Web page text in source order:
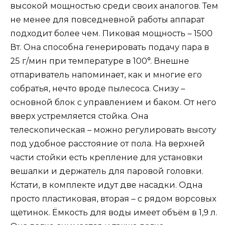
высокой мощностью среди своих аналогов. Тем
не менее для повседневной работы аппарат
подходит более чем. Пиковая мощность – 1500
Вт. Она способна генерировать подачу пара в
25 г/мин при температуре в 100°. Внешне
отпариватель напоминает, как и многие его
собратья, нечто вроде пылесоса. Снизу –
основной блок с управлением и баком. От него
вверх устремляется стойка. Она
телескопическая – можно регулировать высоту
под удобное расстояние от пола. На верхней
части стойки есть крепление для установки
вешалки и держатель для паровой головки.
Кстати, в комплекте идут две насадки. Одна
просто пластиковая, вторая – с рядом ворсовых
щетинок. Ёмкость для воды имеет объём в 1,9 л.